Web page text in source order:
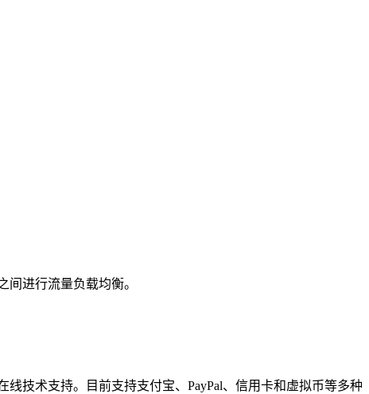
进行流量负载均衡。
技术支持。目前支持支付宝、PayPal、信用卡和虚拟币等多种